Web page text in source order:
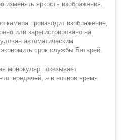
изменять яркость изображения.
камера производит изображение,
или зарегистрировано на
автоматическим
срок службы Батарей.
монокуляр показывает
а в ночное время